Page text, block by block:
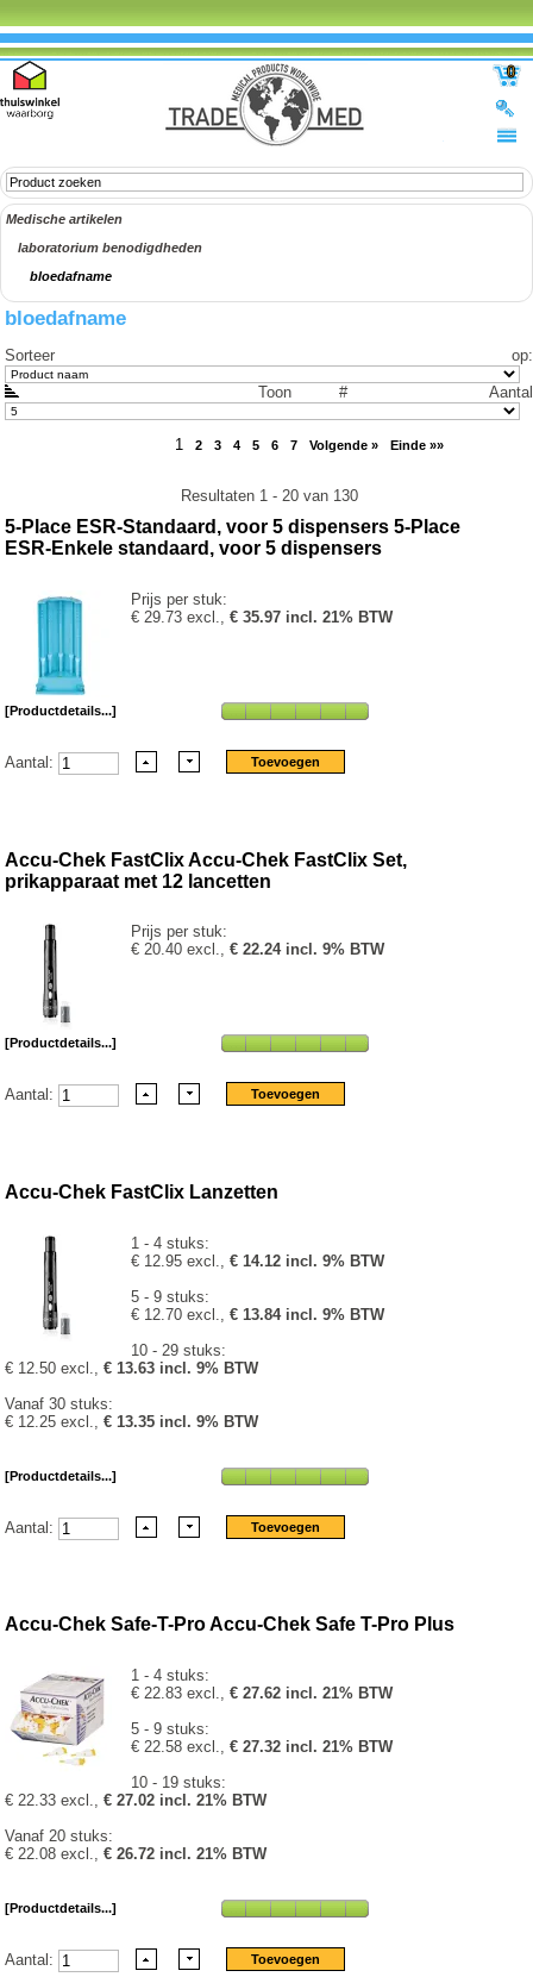
0
Medische artikelen
laboratorium benodigdheden
bloedafname
bloedafname
Sorteer op:
Toon # Aantal
1 2 3 4 5 6 7 Volgende » Einde »»
Resultaten 1 - 20 van 130
5-Place ESR-Standaard, voor 5 dispensers 5-Place
ESR-Enkele standaard, voor 5 dispensers
Prijs per stuk:
€ 29.73 excl.,€ 35.97 incl. 21% BTW
[Productdetails...]
Aantal:
Accu-Chek FastClix Accu-Chek FastClix Set,
prikapparaat met 12 lancetten
Prijs per stuk:
€ 20.40 excl.,€ 22.24 incl. 9% BTW
[Productdetails...]
Aantal:
Accu-Chek FastClix Lanzetten
1 - 4 stuks:
€ 12.95 excl.,€ 14.12 incl. 9% BTW
5 - 9 stuks:
€ 12.70 excl.,€ 13.84 incl. 9% BTW
10 - 29 stuks:
€ 12.50 excl.,€ 13.63 incl. 9% BTW
Vanaf 30 stuks:
€ 12.25 excl.,€ 13.35 incl. 9% BTW
[Productdetails...]
Aantal:
Accu-Chek Safe-T-Pro Accu-Chek Safe T-Pro Plus
1 - 4 stuks:
€ 22.83 excl.,€ 27.62 incl. 21% BTW
5 - 9 stuks:
€ 22.58 excl.,€ 27.32 incl. 21% BTW
10 - 19 stuks:
€ 22.33 excl.,€ 27.02 incl. 21% BTW
Vanaf 20 stuks:
€ 22.08 excl.,€ 26.72 incl. 21% BTW
[Productdetails...]
Aantal: